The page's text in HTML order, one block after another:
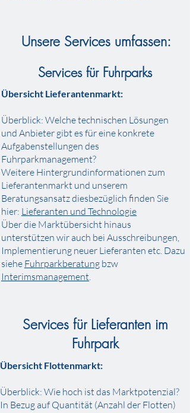
Unsere Services umfassen:
Services für Fuhrparks
Übersicht Lieferantenmarkt:
Überblick: Welche technischen Lösungen
und Anbieter gibt es für eine konkrete
Aufgabenstellungen des
Fuhrparkmanagement?
Weitere Hintergrundinformationen zum
Lieferantenmarkt und unserem
Beratungsansatz diesbezüglich finden Sie
hier: Lieferanten und Technologie
Über die Marktübersicht hinaus
unterstützen wir auch bei Ausschreibungen,
Implementierung neuer Lieferanten etc. Dazu
siehe Fuhrparkberatung bzw
Interimsmanagement.
Services für Lieferanten im
Fuhrpark
Übersicht Flottenmarkt:
Überblick: Wie hoch ist das Marktpotenzial?
In Bezug auf Quantität (Anzahl der Flotten)